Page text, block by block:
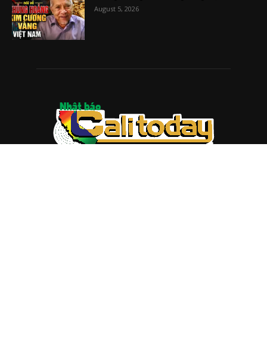
August 5, 2026